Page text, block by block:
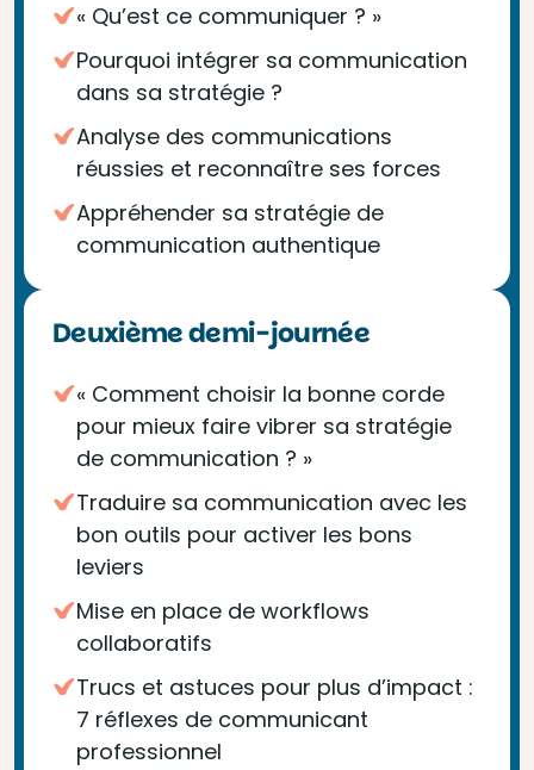
« Qu’est ce communiquer ? »
Pourquoi intégrer sa communication
dans sa stratégie ?
Analyse des communications
réussies et reconnaître ses forces
Appréhender sa stratégie de
communication authentique
Deuxième demi-journée
« Comment choisir la bonne corde
pour mieux faire vibrer sa stratégie
de communication ? »
Traduire sa communication avec les
bon outils pour activer les bons
leviers
Mise en place de workflows
collaboratifs
Trucs et astuces pour plus d’impact :
7 réflexes de communicant
professionnel